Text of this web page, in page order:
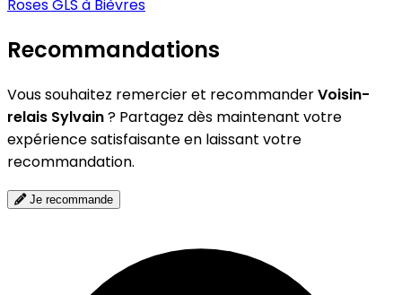
RosesGLS à Bièvres
Recommandations
Vous souhaitez remercier et recommanderVoisin-
relais Sylvain? Partagez dès maintenant votre
expérience satisfaisante en laissant votre
recommandation.
Je recommande